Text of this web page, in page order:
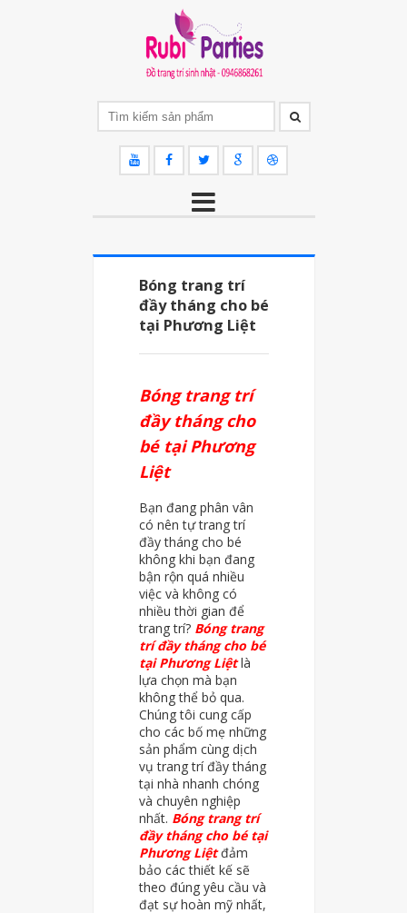
Bóng trang trí
đầy tháng cho bé
tại Phương Liệt
Bóng trang trí
đầy tháng cho
bé tại Phương
Liệt
Bạn đang phân vân
có nên tự trang trí
đầy tháng cho bé
không khi bạn đang
bận rộn quá nhiều
việc và không có
nhiều thời gian để
trang trí? Bóng trang
trí đầy tháng cho bé
tại Phương Liệtlà
lựa chọn mà bạn
không thể bỏ qua.
Chúng tôi cung cấp
cho các bố mẹ những
sản phẩm cùng dịch
vụ trang trí đầy tháng
tại nhà nhanh chóng
và chuyên nghiệp
nhất. Bóng trang trí
đầy tháng cho bé tại
Phương Liệtđảm
bảo các thiết kế sẽ
theo đúng yêu cầu và
đạt sự hoàn mỹ nhất,